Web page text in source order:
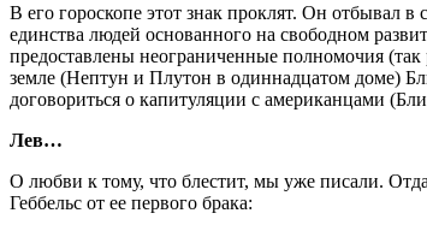
В его гороскопе этот знак проклят. Он отбывал в
единства людей основанного на свободном
предоставлены неограниченные полномочия (так
земле (Нептун и Плутон в одиннадцатом доме)
договориться о капитуляции с американцами
Лев…
О любви к тому, что блестит, мы уже писали.
Геббельс от ее первого брака: